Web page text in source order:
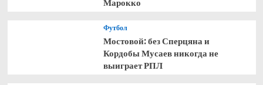
Марокко
Футбол
Мостовой: без Сперцяна и
Кордобы Мусаев никогда не
выиграет РПЛ